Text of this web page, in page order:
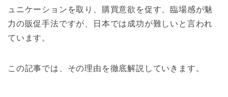
ュニケーションを取り、購買意欲を促す、臨場感が魅
力の販促手法ですが、日本では成功が難しいと言われ
ています。
この記事では、その理由を徹底解説していきます。